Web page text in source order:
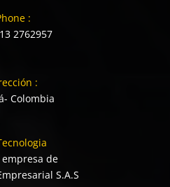
:
2762957
:
Colombia
empresa de
S.A.S